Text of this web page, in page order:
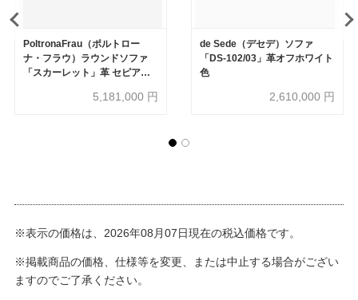
PoltronaFrau（ポルトロー
ナ・フラウ）ラウンドソファ
「スカーレット」革 セピアダ
5,181,000 円
de Sede（デセデ）ソファ
「DS-102/03」革オフホワイト
色
2,610,000 円
※表示の価格は、2026年08月07日現在の税込価格です。
※掲載商品の価格、仕様等を変更、または中止する場合がござい
ますのでご了承ください。